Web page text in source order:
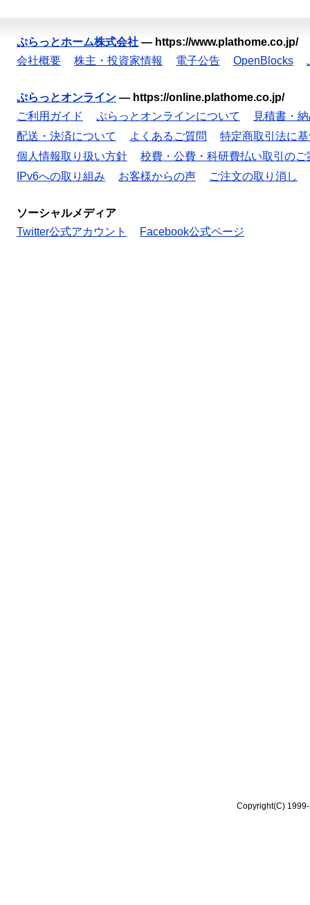
ぷらっとホーム株式会社 — https://www.plathome.co.jp/
会社概要
株主・投資家情報 電子公告 OpenBlocks
ぷらっとオンライン — https://online.plathome.co.jp/
ご利用ガイド
ぷらっとオンラインについて
見積書・
配送・決済について
よくあるご質問
特定商取引法に
個人情報取り扱い方針
校費・公費・科研費払い取引のご
IPv6への取り組み
お客様からの声 ご注文の取り消し
ソーシャルメディア
Twitter公式アカウント
Facebook公式ページ
Copyright(C)